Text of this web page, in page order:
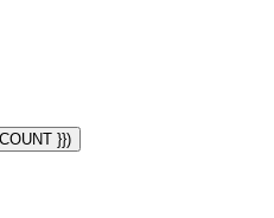
}})